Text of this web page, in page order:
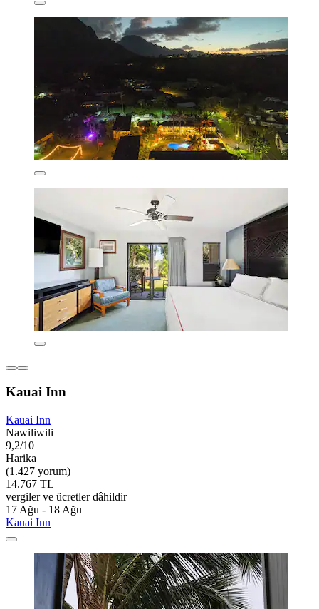
Kauai Inn
Kauai Inn
Nawiliwili
9,2/10
Harika
(1.427 yorum)
14.767 TL
vergiler ve ücretler dâhildir
17 Ağu - 18 Ağu
Kauai Inn